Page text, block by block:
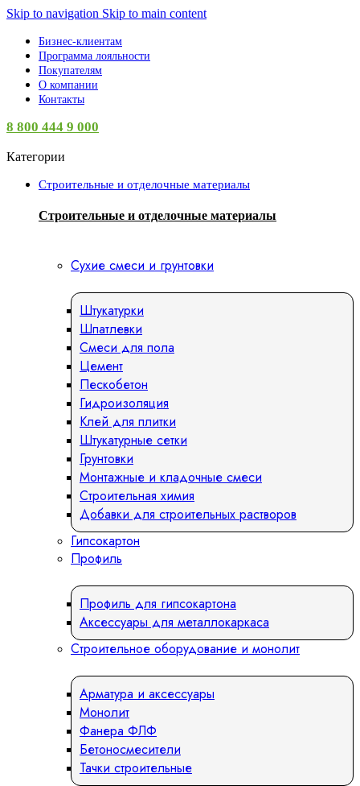
Skip to navigation Skip to main content
Бизнес-клиентам
Программа лояльности
Покупателям
О компании
Контакты
8 800 444 9 000
Категории
Строительные и отделочные материалы
Строительные и отделочные материалы
Сухие смеси и грунтовки
Штукатурки
Шпатлевки
Смеси для пола
Цемент
Пескобетон
Гидроизоляция
Клей для плитки
Штукатурные сетки
Грунтовки
Монтажные и кладочные смеси
Строительная химия
Добавки для строительных растворов
Гипсокартон
Профиль
Профиль для гипсокартона
Аксессуары для металлокаркаса
Строительное оборудование и монолит
Арматура и аксессуары
Монолит
Фанера ФЛФ
Бетоносмесители
Тачки строительные